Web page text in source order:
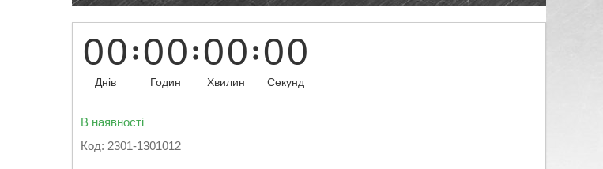
00
Днів
00
Годин
00
Хвилин
00
Секунд
В наявності
Код: 2301-1301012